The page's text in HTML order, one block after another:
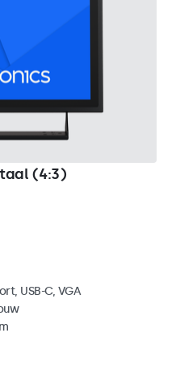
(4:3)
USB-C, VGA